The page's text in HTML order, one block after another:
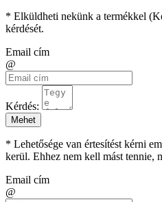
* Elküldheti nekünk a termékkel
kérdését.
Email cím
@
Kérdés:
Mehet
* Lehetősége van értesítést kérni
kerül. Ehhez nem kell mást tennie,
Email cím
@